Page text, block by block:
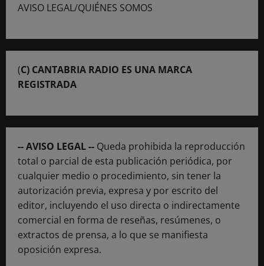
AVISO LEGAL/QUIÉNES SOMOS
(C) CANTABRIA RADIO ES UNA MARCA
REGISTRADA
-- AVISO LEGAL -- Queda prohibida la reproducción
total o parcial de esta publicación periódica, por
cualquier medio o procedimiento, sin tener la
autorización previa, expresa y por escrito del
editor, incluyendo el uso directa o indirectamente
comercial en forma de reseñas, resúmenes, o
extractos de prensa, a lo que se manifiesta
oposición expresa.